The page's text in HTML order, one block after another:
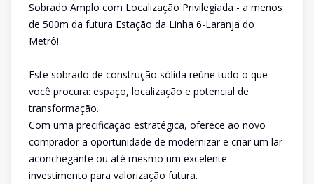
Sobrado Amplo com Localização Privilegiada - a menos
de 500m da futura Estação da Linha 6-Laranja do
Metrô!
Este sobrado de construção sólida reúne tudo o que
você procura: espaço, localização e potencial de
transformação.
Com uma precificação estratégica, oferece ao novo
comprador a oportunidade de modernizar e criar um lar
aconchegante ou até mesmo um excelente
investimento para valorização futura.